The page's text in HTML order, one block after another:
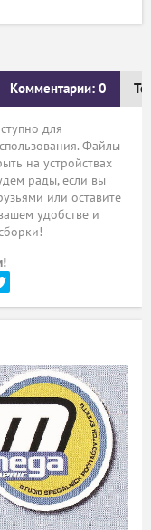
Комментарии: 0
для
Файлы
на устройствах
рады, если вы
или оставите
удобстве и